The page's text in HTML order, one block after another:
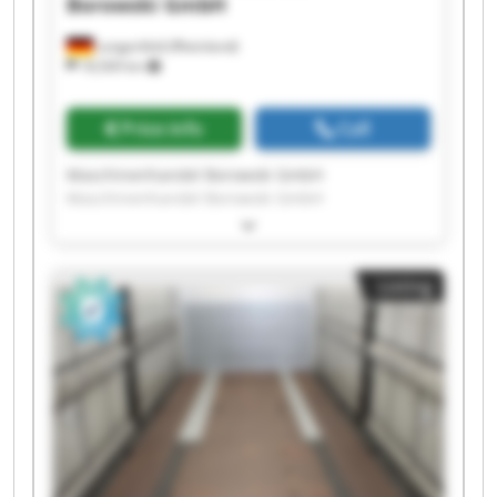
Langenfeld (Rheinland)
18,569 km
Price info Call
Maschinenhandel Borowski GmbH
Maschinenhandel Borowski GmbH
Maschinenhandel Borowski GmbH
Maschinenhandel Borowski GmbH
Maschinenhandel Borowski GmbH
Maschinenhandel Borowski GmbH
Maschinenhandel Borowski GmbH
Maschinenhandel Borowski GmbH
Maschinenhandel Borowski GmbH
Maschinenhandel Borowski GmbH
Maschinenhandel Borowski GmbH
Maschinenhandel Borowski GmbH
Listing